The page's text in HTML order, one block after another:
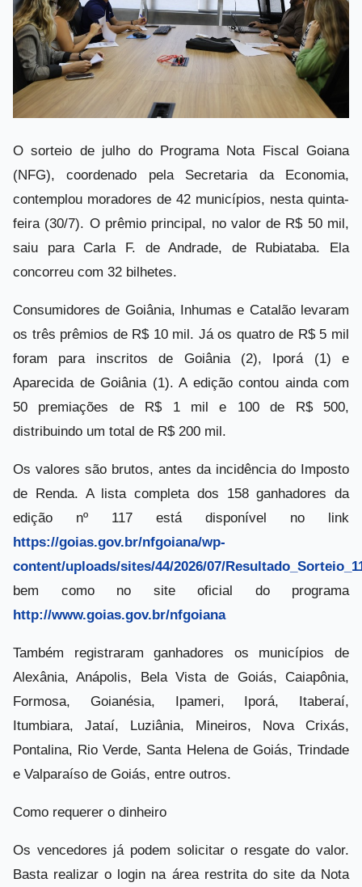
O sorteio de julho do Programa Nota Fiscal Goiana
(NFG), coordenado pela Secretaria da Economia,
contemplou moradores de 42 municípios, nesta quinta-
feira (30/7). O prêmio principal, no valor de R$ 50 mil,
saiu para Carla F. de Andrade, de Rubiataba. Ela
concorreu com 32 bilhetes.
Consumidores de Goiânia, Inhumas e Catalão levaram
os três prêmios de R$ 10 mil. Já os quatro de R$ 5 mil
foram para inscritos de Goiânia (2), Iporá (1) e
Aparecida de Goiânia (1). A edição contou ainda com
50 premiações de R$ 1 mil e 100 de R$ 500,
distribuindo um total de R$ 200 mil.
Os valores são brutos, antes da incidência do Imposto
de Renda. A lista completa dos 158 ganhadores da
edição nº 117 está disponível no link
https://goias.gov.br/nfgoiana/wp-
content/uploads/sites/44/2026/07/
bem como no site oficial do programa
http://www.goias.gov.br/nfgoiana
Também registraram ganhadores os municípios de
Alexânia, Anápolis, Bela Vista de Goiás, Caiapônia,
Formosa, Goianésia, Ipameri, Iporá, Itaberaí,
Itumbiara, Jataí, Luziânia, Mineiros, Nova Crixás,
Pontalina, Rio Verde, Santa Helena de Goiás, Trindade
e Valparaíso de Goiás, entre outros.
Como requerer o dinheiro
Os vencedores já podem solicitar o resgate do valor.
Basta realizar o login na área restrita do site da Nota